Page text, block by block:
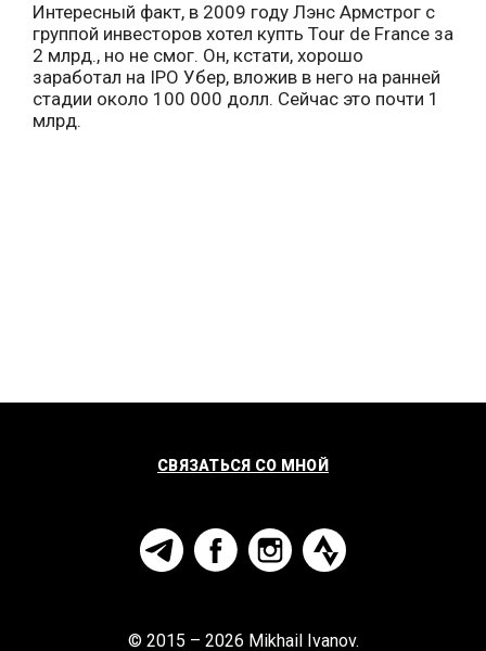
Интересный факт, в 2009 году Лэнс Армстрог с
группой инвесторов хотел купть Tour de France за
2 млрд., но не смог. Он, кстати, хорошо
заработал на IPO Убер, вложив в него на ранней
стадии около 100 000 долл. Сейчас это почти 1
млрд.
СВЯЗАТЬСЯ СО МНОЙ
© 2015 – 2026 Mikhail Ivanov.